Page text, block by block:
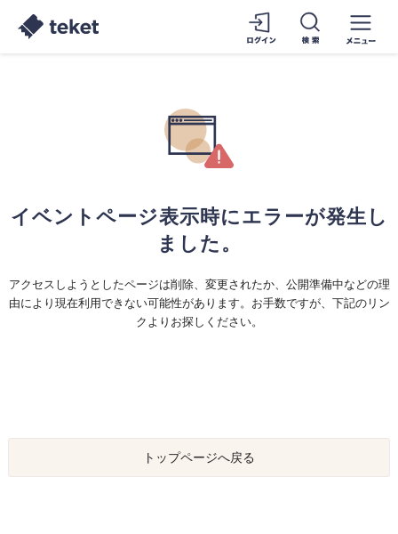
イベントページ表示時にエラーが発生し
ました。
アクセスしようとしたページは削除、変更されたか、公開準備中などの理
由により現在利用できない可能性があります。お手数ですが、下記のリン
クよりお探しください。
トップページへ戻る